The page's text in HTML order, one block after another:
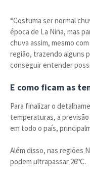
“Costuma ser normal
época de La Niña, mas
chuva assim, mesmo
região, trazendo alguns
conseguir entender
E como ficam as
Para finalizar o
temperaturas, a
em todo o país,
Além disso, nas regiões
podem ultrapassar 26ºC.